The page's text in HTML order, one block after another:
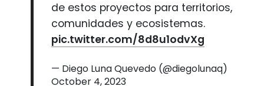
de estos proyectos para territorios,
comunidades y ecosistemas.
pic.twitter.com/8d8u1odvXg
— Diego Luna Quevedo (@diegolunaq)
October 4, 2023